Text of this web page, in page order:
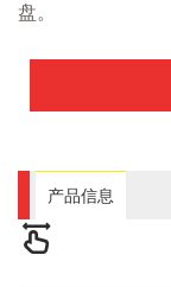
盘。
产品信息